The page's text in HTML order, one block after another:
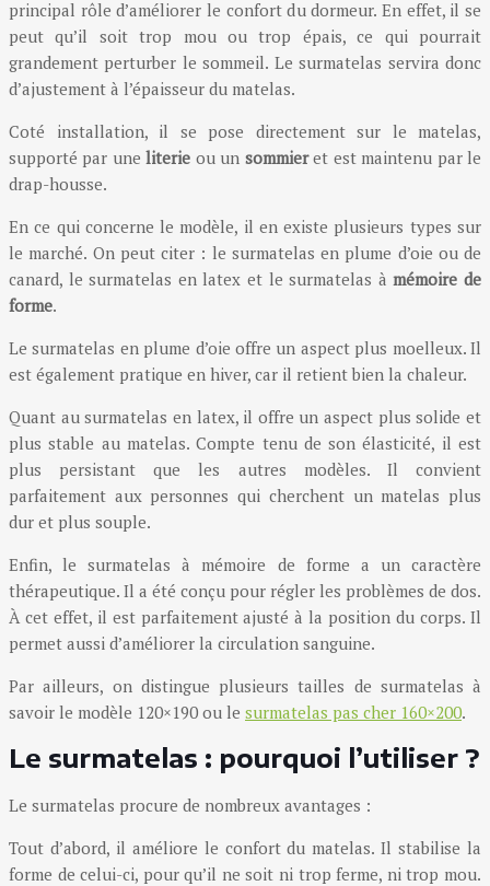
principal rôle d’améliorer le confort du dormeur. En effet, il se
peut qu’il soit trop mou ou trop épais, ce qui pourrait
grandement perturber le sommeil. Le surmatelas servira donc
d’ajustement à l’épaisseur du matelas.
Coté installation, il se pose directement sur le matelas,
supporté par une literie ou un sommieret est maintenu par le
drap-housse.
En ce qui concerne le modèle, il en existe plusieurs types sur
le marché. On peut citer : le surmatelas en plume d’oie ou de
canard, le surmatelas en latex et le surmatelas àmémoire de
forme.
Le surmatelas en plume d’oie offre un aspect plus moelleux. Il
est également pratique en hiver, car il retient bien la chaleur.
Quant au surmatelas en latex, il offre un aspect plus solide et
plus stable au matelas. Compte tenu de son élasticité, il est
plus persistant que les autres modèles. Il convient
parfaitement aux personnes qui cherchent un matelas plus
dur et plus souple.
Enfin, le surmatelas à mémoire de forme a un caractère
thérapeutique. Il a été conçu pour régler les problèmes de dos.
À cet effet, il est parfaitement ajusté à la position du corps. Il
permet aussi d’améliorer la circulation sanguine.
Par ailleurs, on distingue plusieurs tailles de surmatelas à
savoir le modèle 120×190 ou le surmatelas pas cher 160×200.
Le surmatelas : pourquoi l’utiliser ?
Le surmatelas procure de nombreux avantages :
Tout d’abord, il améliore le confort du matelas. Il stabilise la
forme de celui-ci, pour qu’il ne soit ni trop ferme, ni trop mou.